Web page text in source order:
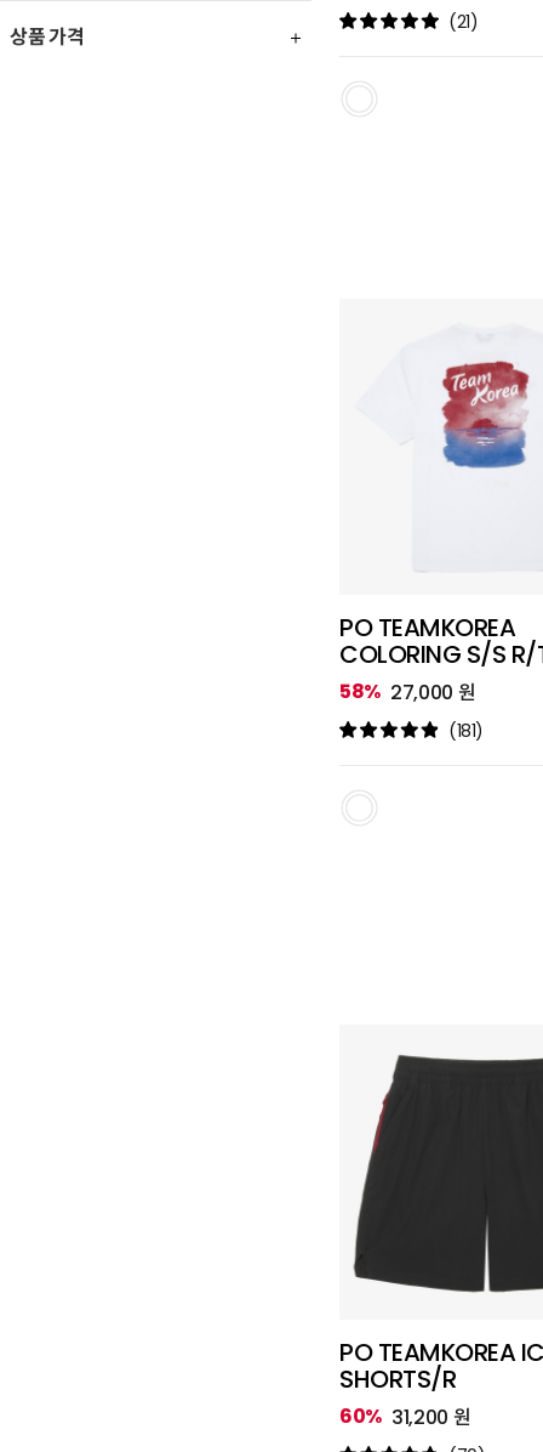
상품 가격
(21)
PO TEAMKOREA
COLORING S/S R/
[대회 로고 없음]
27,000 원
58%
(181)
PO TEAMKOREA
SHORTS/R
31,200 원
60%